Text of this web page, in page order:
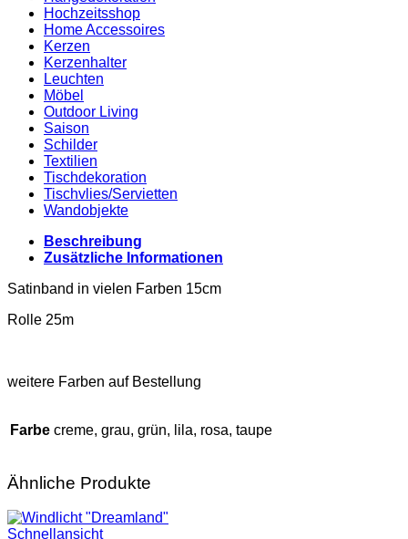
Hochzeitsshop
Home Accessoires
Kerzen
Kerzenhalter
Leuchten
Möbel
Outdoor Living
Saison
Schilder
Textilien
Tischdekoration
Tischvlies/Servietten
Wandobjekte
Beschreibung
Zusätzliche Informationen
Satinband in vielen Farben 15cm
Rolle 25m
weitere Farben auf Bestellung
Farbe creme, grau, grün, lila, rosa, taupe
Ähnliche Produkte
Schnellansicht